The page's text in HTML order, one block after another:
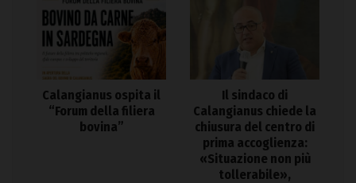
Calangianus ospita il
“Forum della filiera
bovina”
Il sindaco di
Calangianus chiede la
chiusura del centro di
prima accoglienza:
«Situazione non più
tollerabile»,